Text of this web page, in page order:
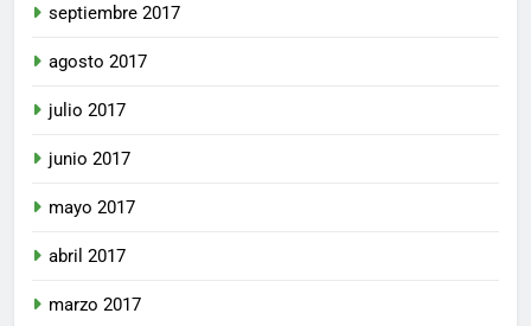
septiembre 2017
agosto 2017
julio 2017
junio 2017
mayo 2017
abril 2017
marzo 2017